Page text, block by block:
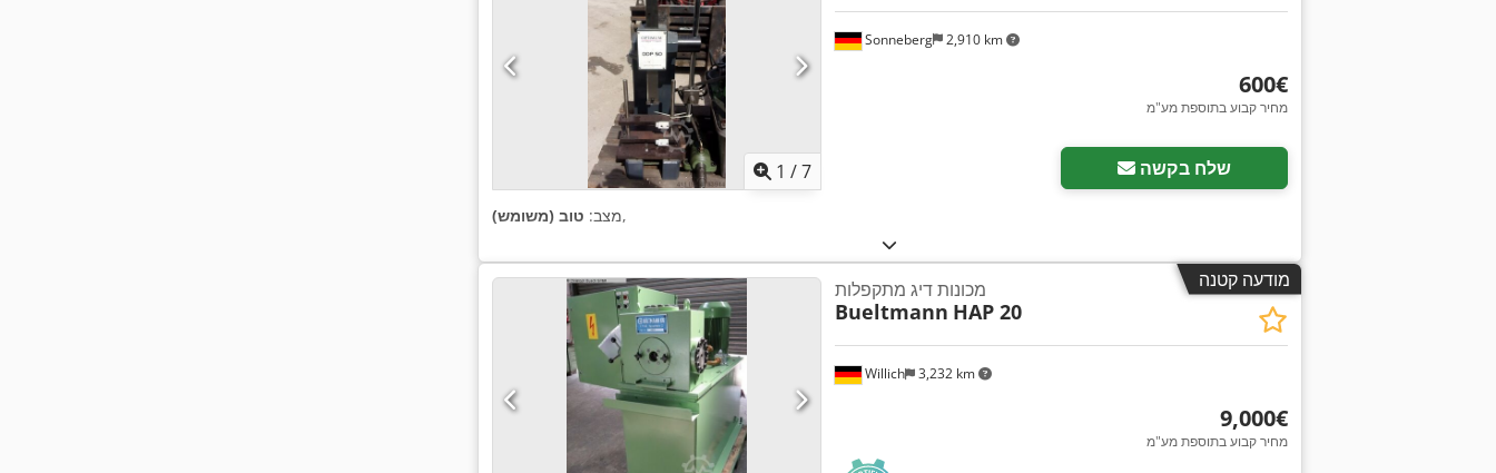
1 /7
Sonneberg 2,910 km
‏600 ‏€
מחיר קבוע בתוספת מע"מ
שלח בקשה
מצב: טוב (משומש) ,
מודעה קטנה
Willich 3,232 km
מכונות דיג מתקפלות
Bueltmann HAP 20
‏9,000 ‏€
מחיר קבוע בתוספת מע"מ